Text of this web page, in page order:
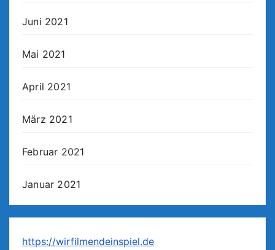
Juni 2021
Mai 2021
April 2021
März 2021
Februar 2021
Januar 2021
https://wirfilmendeinspiel.de